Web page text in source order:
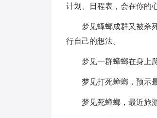
计划、日程表，会在你的
梦见蟑螂成群又被杀
行自己的想法。
梦见一群蟑螂在身上
梦见打死蟑螂，预示
梦见死蟑螂，最近旅